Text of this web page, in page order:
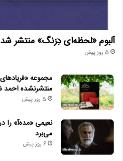
وزارت فرهنگ وارشاد اسلامی
آلبوم «لحظه‌ای دِرَنگ» منتشر شد
5 روز پیش
مجموعه
منتشرنشده احمد
5 روز پیش
نعیمی «مده‌آ» را
می‌برد
6 روز پیش